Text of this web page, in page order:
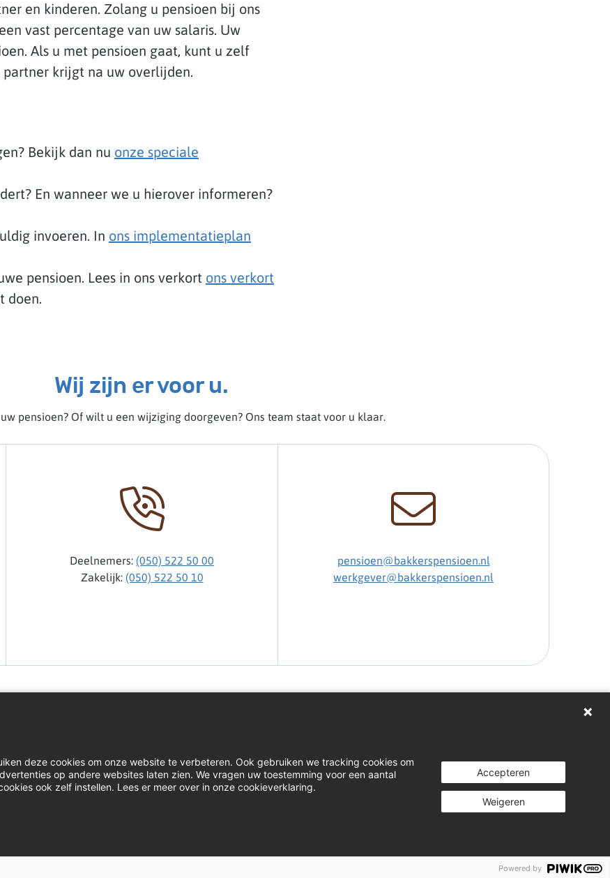
en kinderen. Zolang u pensioen bij ons
vast percentage van uw salaris. Uw
Als u met pensioen gaat, kunt u zelf
krijgt na uw overlijden.
Bekijk dan nu onze speciale
En wanneer we u hierover informeren?
invoeren. In ons implementatieplan
pensioen. Lees in ons verkort ons verkort
doen.
Wij zijn er voor u.
pensioen? Of wilt u een wijziging doorgeven? Ons team staat voor u klaar.
Deelnemers: (050) 522 50 00
Zakelijk: (050) 522 50 10
pensioen@bakkerspensioen.nl
werkgever@bakkerspensioen.nl
Contact
Actueel
Downloads
Klacht indienen
deze cookies om onze website te verbeteren. Ook gebruiken we tracking cookies om
op andere websites laten zien. We vragen uw toestemming voor een aantal
ook zelf instellen. Lees er meer over in onze cookieverklaring.
Accepteren
Weigeren
Powered by